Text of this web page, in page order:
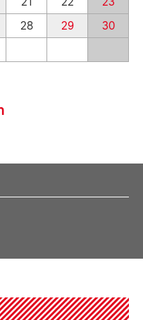
21 22
23
28 29
30